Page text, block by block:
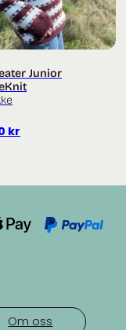
Junior
kr
Om oss